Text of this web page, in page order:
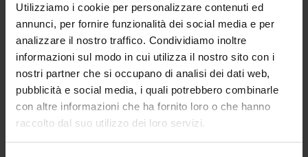
Utilizziamo i cookie per personalizzare contenuti ed
annunci, per fornire funzionalità dei social media e per
analizzare il nostro traffico. Condividiamo inoltre
informazioni sul modo in cui utilizza il nostro sito con i
nostri partner che si occupano di analisi dei dati web,
pubblicità e social media, i quali potrebbero combinarle
con altre informazioni che ha fornito loro o che hanno
raccolto dal suo utilizzo dei loro servizi.
In questo modo non si arriva a ricomprendere
diplomandi e laureandi della sessione di luglio,
infatti sono stati dati venti giorni di tempo per
la compilazione della domanda.
Per titolo di accesso si intende titolo completo.
Ad es. l’aspirante che dichiara laurea + 24 CFU,
deve avere sia la laurea completa